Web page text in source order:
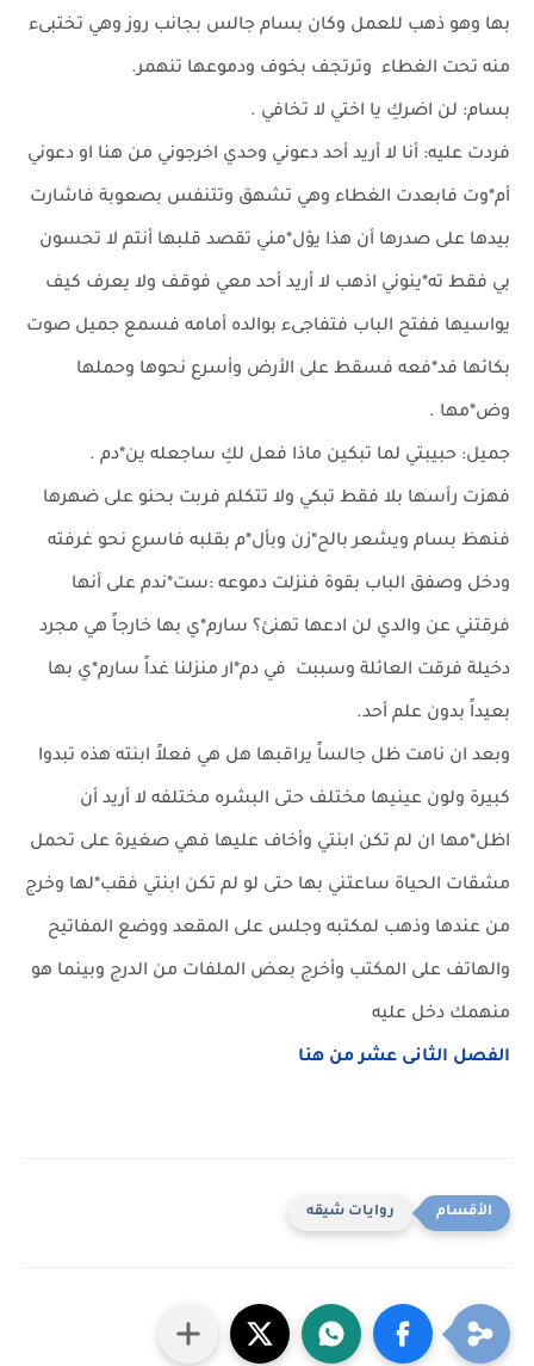
بها وهو ذهب للعمل وكان بسام جالس بجانب روز وهي تختبىء
منه تحت الغطاء وترتجف بخوف ودموعها تنهمر.
بسام: لن اضركِ يا اختي لا تخافي .
فردت عليه: أنا لا أريد أحد دعوني وحدي اخرجوني من هنا او دعوني
أم*وت فابعدت الغطاء وهي تشهق وتتنفس بصعوبة فاشارت
بيدها على صدرها أن هذا يؤل*مني تقصد قلبها أنتم لا تحسون
بي فقط ته*ينوني اذهب لا أريد أحد معي فوقف ولا يعرف كيف
يواسيها ففتح الباب فتفاجىء بوالده أمامه فسمع جميل صوت
بكائها فد*فعه فسقط على الأرض وأسرع نحوها وحملها
وض*مها .
جميل: حبيبتي لما تبكين ماذا فعل لكِ ساجعله ين*دم .
فهزت رأسها بلا فقط تبكي ولا تتكلم فربت بحنو على ضهرها
فنهظ بسام ويشعر بالح*زن وبأل*م بقلبه فاسرع نحو غرفته
ودخل وصفق الباب بقوة فنزلت دموعه :ست*ندم على أنها
فرقتني عن والدي لن ادعها تهنئ؟ سارم*ي بها خارجاً هي مجرد
دخيلة فرقت العائلة وسببت في دم*ار منزلنا غداً سارم*ي بها
بعيداً بدون علم أحد.
وبعد ان نامت ظل جالساً يراقبها هل هي فعلاً ابنته هذه تبدوا
كبيرة ولون عينيها مختلف حتى البشره مختلفه لا أريد أن
اظل*مها ان لم تكن ابنتي وأخاف عليها فهي صغيرة على تحمل
مشقات الحياة ساعتني بها حتى لو لم تكن ابنتي فقب*لها وخرج
من عندها وذهب لمكتبه وجلس على المقعد ووضع المفاتيح
والهاتف على المكتب وأخرج بعض الملفات من الدرج وبينما هو
منهمك دخل عليه
الفصل الثانى عشر من هنا
روايات شيقه